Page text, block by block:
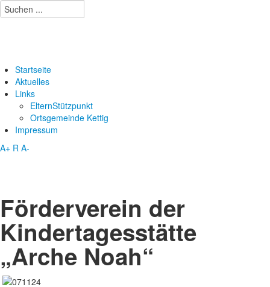
Startseite
Aktuelles
Links
ElternStützpunkt
Ortsgemeinde Kettig
Impressum
A+ R A-
Förderverein der
Kindertagesstätte
„Arche Noah“